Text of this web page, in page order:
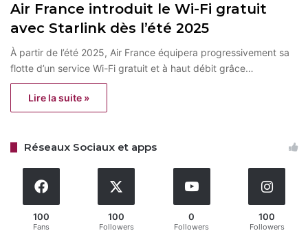
Air France introduit le Wi-Fi gratuit
avec Starlink dès l’été 2025
À partir de l’été 2025, Air France équipera progressivement sa
flotte d’un service Wi-Fi gratuit et à haut débit grâce…
Lire la suite »
Réseaux Sociaux et apps
100
Fans
100
Followers
0
Followers
100
Followers